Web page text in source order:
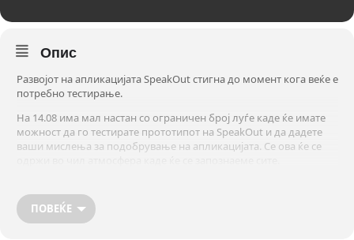
Опис
Развојот на апликацијата SpeakOut стигна до момент кога веќе e
потребно тестирање.
На 14.08 има мал настан со ограничен број луѓе каде ќе имате
можност да го тестирате прототипот на SpeakOut и да дадете
ваши мислења за подобрување на апликацијата. Се ова ќе се
SpeakOut е платформа основана во 2019 и во моментот е во
процес на доработка за официјален lanuch. Нашиот мотив е да
ПОВЕЌЕ